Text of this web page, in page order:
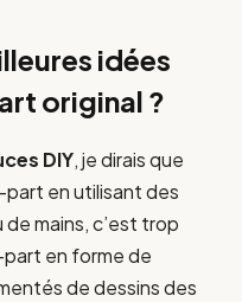
idées
original ?
DIY, je dirais que
en utilisant des
mains, c’est trop
part en forme de
de dessins des